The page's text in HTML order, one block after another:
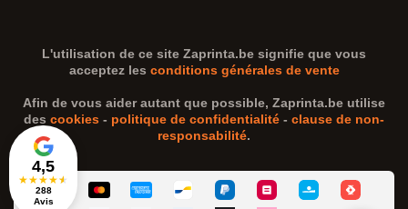
4,5
★★★★★
288
Avis
L'utilisation de ce site Zaprinta.be signifie que vous
acceptez les conditions générales de vente
Afin de vous aider autant que possible, Zaprinta.be utilise
des cookies - politique de confidentialité - clause de non-
responsabilité.